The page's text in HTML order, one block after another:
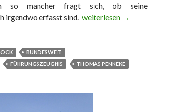
so mancher fragt sich, ob seine
irgendwo erfasst sind. Das
weiterlesen →
BUNDESWEIT
FÜHRUNGSZEUGNIS THOMAS PENNEKE